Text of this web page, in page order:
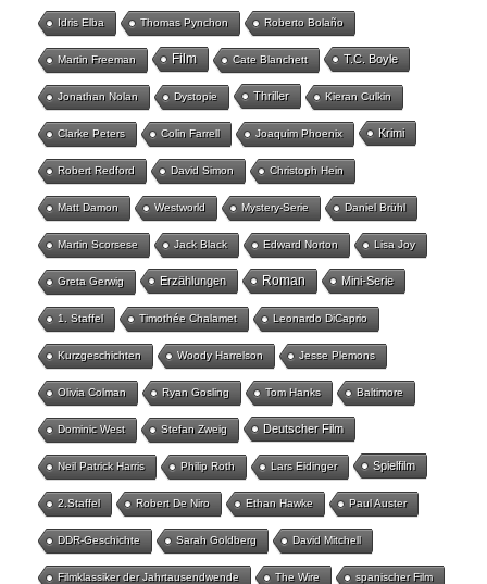
Idris Elba Thomas Pynchon Roberto Bolaño
Martin Freeman Film Cate Blanchett T.C. Boyle
Jonathan Nolan Dystopie Thriller Kieran Culkin
Clarke Peters Colin Farrell Joaquim Phoenix Krimi
Robert Redford David Simon Christoph Hein
Matt Damon Westworld Mystery-Serie Daniel Brühl
Martin Scorsese Jack Black Edward Norton Lisa Joy
Greta Gerwig Erzählungen Roman Mini-Serie
1. Staffel Timothée Chalamet Leonardo DiCaprio
Kurzgeschichten Woody Harrelson Jesse Plemons
Olivia Colman Ryan Gosling Tom Hanks Baltimore
Dominic West Stefan Zweig Deutscher Film
Neil Patrick Harris Philip Roth Lars Eidinger Spielfilm
2.Staffel Robert De Niro Ethan Hawke Paul Auster
DDR-Geschichte Sarah Goldberg David Mitchell
Filmklassiker der Jahrtausendwende The Wire spanischer Film